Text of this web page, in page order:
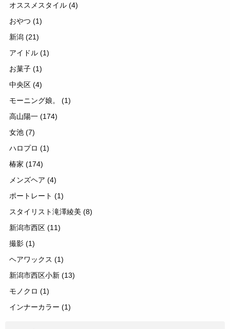
オススメスタイル (4)
おやつ (1)
新潟 (21)
アイドル (1)
お菓子 (1)
中央区 (4)
モーニング娘。 (1)
高山陽一 (174)
女池 (7)
ハロプロ (1)
椿家 (174)
メンズヘア (4)
ポートレート (1)
スタイリスト滝澤綾美 (8)
新潟市西区 (11)
撮影 (1)
ヘアワックス (1)
新潟市西区小新 (13)
モノクロ (1)
インナーカラー (1)